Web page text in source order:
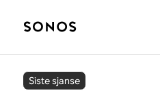
Siste sjanse